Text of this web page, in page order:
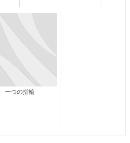
一つの指輪